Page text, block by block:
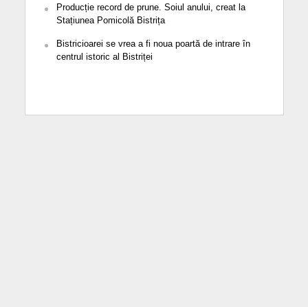
Producție record de prune. Soiul anului, creat la
Stațiunea Pomicolă Bistrița
Bistricioarei se vrea a fi noua poartă de intrare în
centrul istoric al Bistriței